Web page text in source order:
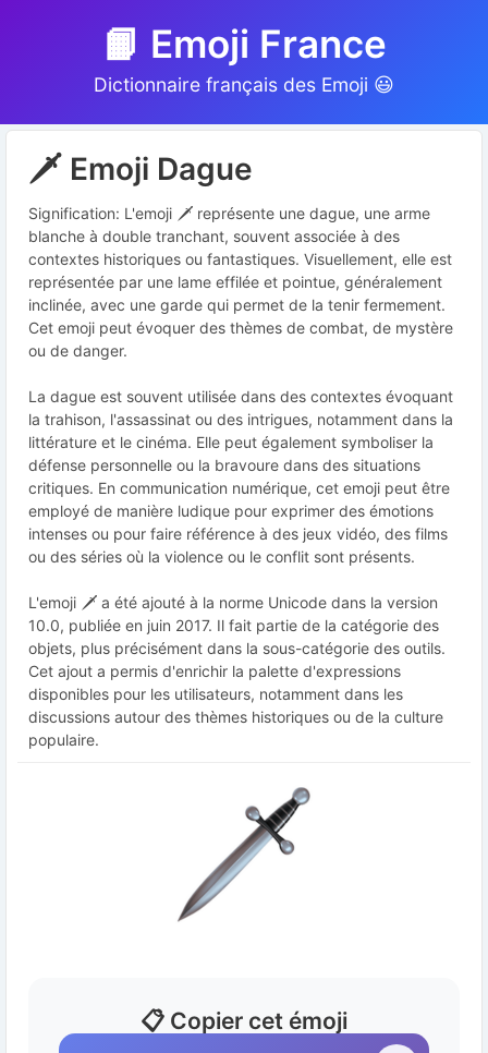
📙 Emoji France
Dictionnaire français des Emoji 😃
🗡️ Emoji Dague
Signification: L'emoji 🗡️ représente une dague, une arme
blanche à double tranchant, souvent associée à des
contextes historiques ou fantastiques. Visuellement, elle est
représentée par une lame effilée et pointue, généralement
inclinée, avec une garde qui permet de la tenir fermement.
Cet emoji peut évoquer des thèmes de combat, de mystère
ou de danger.
La dague est souvent utilisée dans des contextes évoquant
la trahison, l'assassinat ou des intrigues, notamment dans la
littérature et le cinéma. Elle peut également symboliser la
défense personnelle ou la bravoure dans des situations
critiques. En communication numérique, cet emoji peut être
employé de manière ludique pour exprimer des émotions
intenses ou pour faire référence à des jeux vidéo, des films
ou des séries où la violence ou le conflit sont présents.
L'emoji 🗡️ a été ajouté à la norme Unicode dans la version
10.0, publiée en juin 2017. Il fait partie de la catégorie des
objets, plus précisément dans la sous-catégorie des outils.
Cet ajout a permis d'enrichir la palette d'expressions
disponibles pour les utilisateurs, notamment dans les
discussions autour des thèmes historiques ou de la culture
populaire.
📋 Copier cet émoji